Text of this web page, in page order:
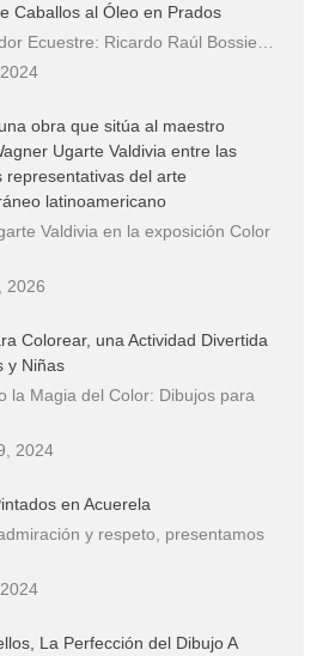
Caballos al Óleo en Prados
Ecuestre: Ricardo Raúl Bossie…
obra que sitúa al maestro
Ugarte Valdivia entre las
representativas del arte
latinoamericano
Valdivia en la exposición Color
2026
Colorear, una Actividad Divertida
y Niñas
la Magia del Color: Dibujos para
2024
en Acuerela
y respeto, presentamos
La Perfección del Dibujo A